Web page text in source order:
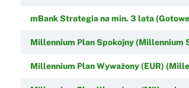
mBank Strategia na min. 3 lata
Millennium Plan Spokojny (Millennium
Millennium Plan Wyważony (EUR)